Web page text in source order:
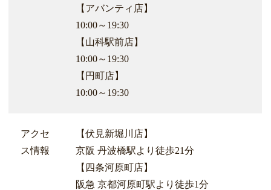
【アバンティ店】
10:00～19:30
【山科駅前店】
10:00～19:30
【円町店】
10:00～19:30
アクセ
ス情報
【伏見新堀川店】
京阪 丹波橋駅より徒歩21分
【四条河原町店】
阪急 京都河原町駅より徒歩1分